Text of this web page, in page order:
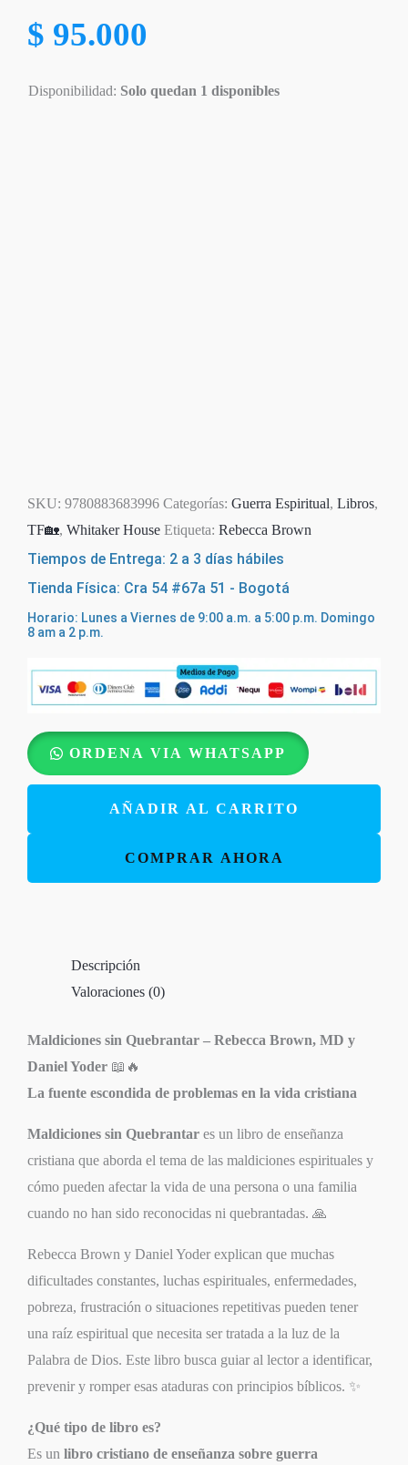
$ 95.000
Disponibilidad: Solo quedan 1 disponibles
SKU: 9780883683996 Categorías: Guerra Espiritual, Libros,
TF🏡, Whitaker House Etiqueta: Rebecca Brown
Tiempos de Entrega: 2 a 3 días hábiles
Tienda Física: Cra 54 #67a 51 - Bogotá
Horario: Lunes a Viernes de 9:00 a.m. a 5:00 p.m. Domingo
8 am a 2 p.m.
ORDENA VIA WHATSAPP
Maldiciones
sin
Brown
AÑADIR AL CARRITO
COMPRAR AHORA
Descripción
Valoraciones (0)
Maldiciones sin Quebrantar – Rebecca Brown, MD y
Daniel Yoder 📖🔥
La fuente escondida de problemas en la vida cristiana
Maldiciones sin Quebrantar es un libro de enseñanza
cristiana que aborda el tema de las maldiciones espirituales y
cómo pueden afectar la vida de una persona o una familia
cuando no han sido reconocidas ni quebrantadas. 🙏
Rebecca Brown y Daniel Yoder explican que muchas
dificultades constantes, luchas espirituales, enfermedades,
pobreza, frustración o situaciones repetitivas pueden tener
una raíz espiritual que necesita ser tratada a la luz de la
Palabra de Dios. Este libro busca guiar al lector a identificar,
prevenir y romper esas ataduras con principios bíblicos. ✨
¿Qué tipo de libro es?
Es un libro cristiano de enseñanza sobre guerra